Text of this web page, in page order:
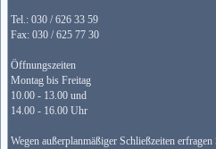
Tel.: 030 / 626 33 59
Fax: 030 / 625 77 30
Öffnungszeiten
Montag bis Freitag
10.00 - 13.00 und
14.00 - 16.00 Uhr
Wegen außerplanmäßiger Schließzeiten